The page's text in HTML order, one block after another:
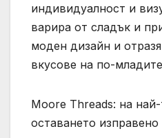
индивидуалност и
варира от сладък и
моден дизайн и
вкусове на по-
Moore Threads: на
оставането